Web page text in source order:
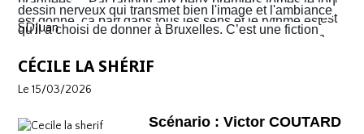
une violence sans nom. C'est véritablement le Far West
avec son lot d’insécurité et d’anarchie. Il y a même un
shérif !
est donné, ça part dans tous les sens et le rythme est
plus que soutenu de bout en bout. Sophie et Quentin
vont devoir faire face à une situation totalement confuse
vont rapidement se découvrir as de la gâchette, surtout
Sophie. Un album, on peut le dire, surréaliste.
dessin nerveux qui transmet bien l'image et l'ambiance
qu'il a choisi de donner à Bruxelles. C’est une fiction
Bruxelles de 2026 telle que perçue par nombre de ses
habitants !
SDJuan
CÉCILE LA SHÉRIF
Le 15/03/2026
Scénario : Victor COUTARD